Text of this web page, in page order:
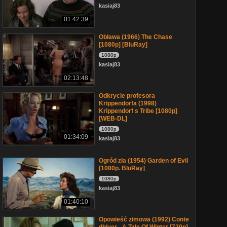
01:42:39
kasiaj83
02:13:48
Obława (1966) The Chase
[1080p] [BluRay]
1080p
kasiaj83
01:34:09
Odkrycie profesora
Krippendorfa (1998)
Krippendorf s Tribe [1080p]
[WEB-DL]
1080p
kasiaj83
01:40:10
Ogród zła (1954) Garden of Evil
[1080p. BluRay]
1080p
kasiaj83
Opowieść zimowa (1992) Conte